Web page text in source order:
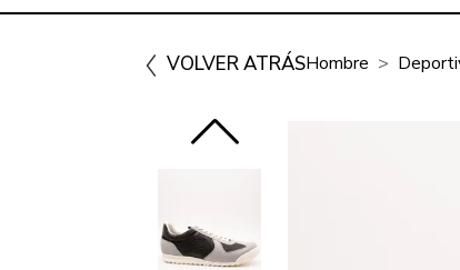
VOLVER ATRÁSHombre